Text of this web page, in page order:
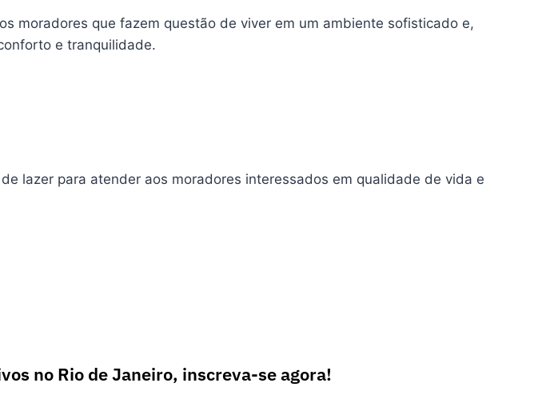
moradores que fazem questão de viver em um ambiente sofisticado e,
e tranquilidade.
lazer para atender aos moradores interessados em qualidade de vida e
no Rio de Janeiro, inscreva-se agora!